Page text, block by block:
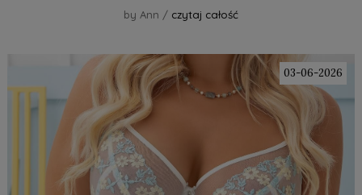
by Ann / czytaj całość
03-06-2026